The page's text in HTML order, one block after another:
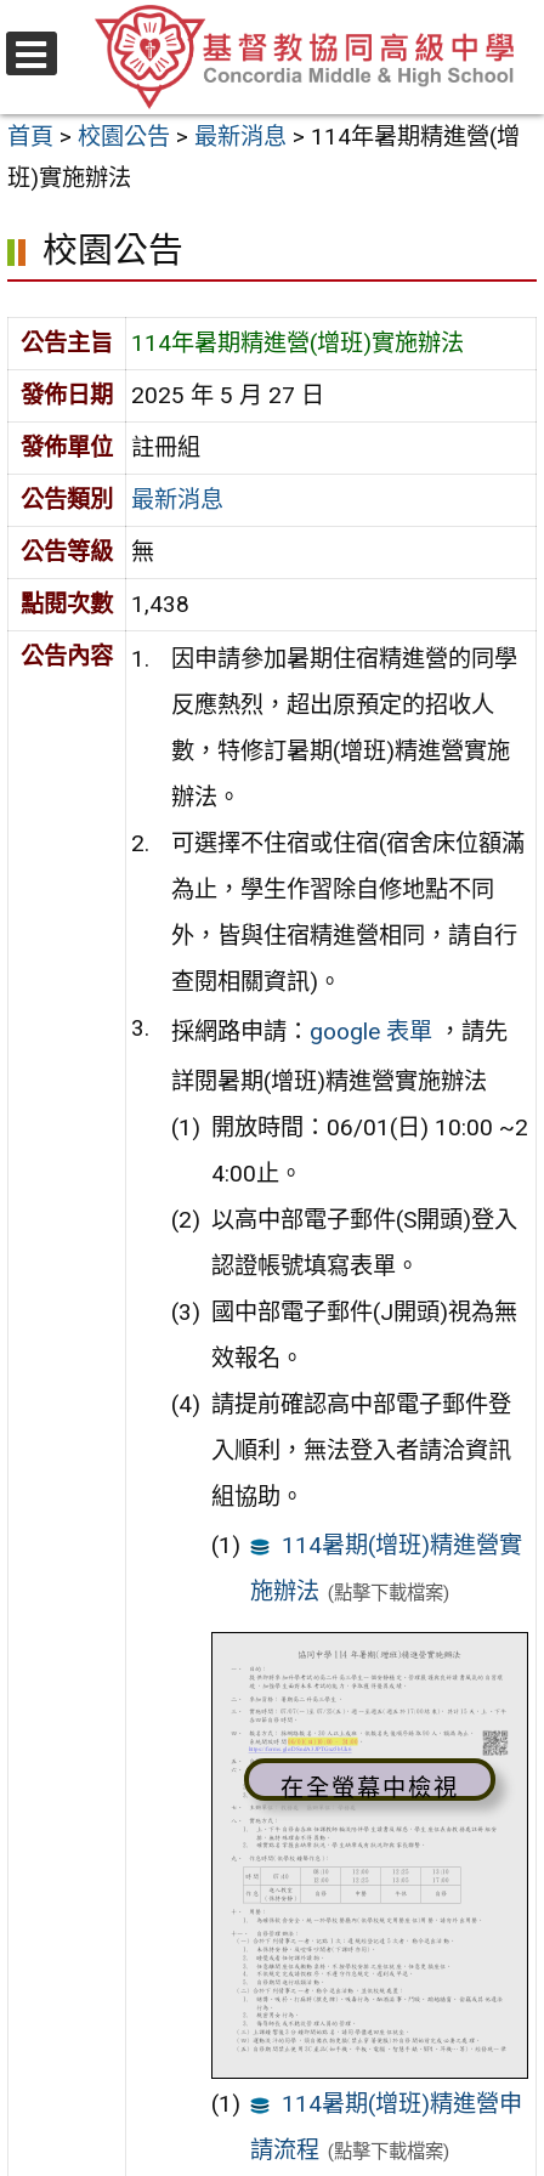
至
要
內
區
首頁 > 校園公告 > 最新消息 > 114年暑期精進營(增
班)實施辦法
校園公告
公告主旨
114年暑期精進營(增班)實施辦法
發佈日期
2025 年 5 月 27 日
發佈單位
註冊組
公告類別
最新消息
公告等級
無
點閱次數
1,438
公告內容
因申請參加暑期住宿精進營的同學
反應熱烈，超出原預定的招收人
數，特修訂暑期(增班)精進營實施
辦法。
可選擇不住宿或住宿(宿舍床位額滿
為止，學生作習除自修地點不同
外，皆與住宿精進營相同，請自行
查閱相關資訊)。
採網路申請： google 表單，請先
詳閱暑期(增班)精進營實施辦法
開放時間：06/01(日) 10:00 ~2
4:00止。
以高中部電子郵件(S開頭)登入
認證帳號填寫表單。
國中部電子郵件(J開頭)視為無
效報名。
請提前確認高中部電子郵件登
入順利，無法登入者請洽資訊
組協助。
114暑期(增班)精進營實
施辦法 (點擊下載檔案)
在全螢幕中檢視
114暑期(增班)精進營申
請流程 (點擊下載檔案)
選
單